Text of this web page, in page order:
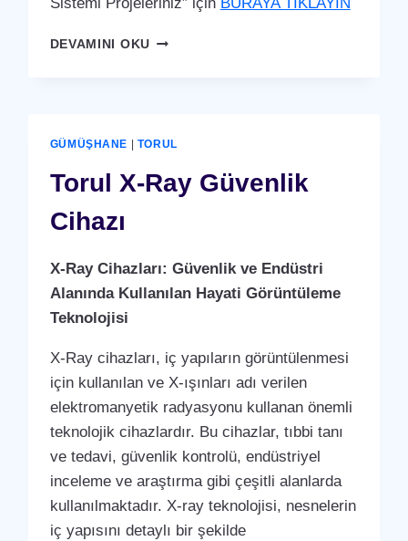
DEVAMINI OKUTORUL
GÜMÜŞHANE TORUL
Torul X-Ray Güvenlik
Cihazı
X-Ray Cihazları: Güvenlik ve Endüstri
Alanında Kullanılan Hayati Görüntüleme
Teknolojisi
X-Ray cihazları, iç yapıların görüntülenmesi
için kullanılan ve X-ışınları adı verilen
elektromanyetik radyasyonu kullanan önemli
teknolojik cihazlardır. Bu cihazlar, tıbbi tanı
ve tedavi, güvenlik kontrolü, endüstriyel
inceleme ve araştırma gibi çeşitli alanlarda
kullanılmaktadır. X-ray teknolojisi, nesnelerin
iç yapısını detaylı bir şekilde